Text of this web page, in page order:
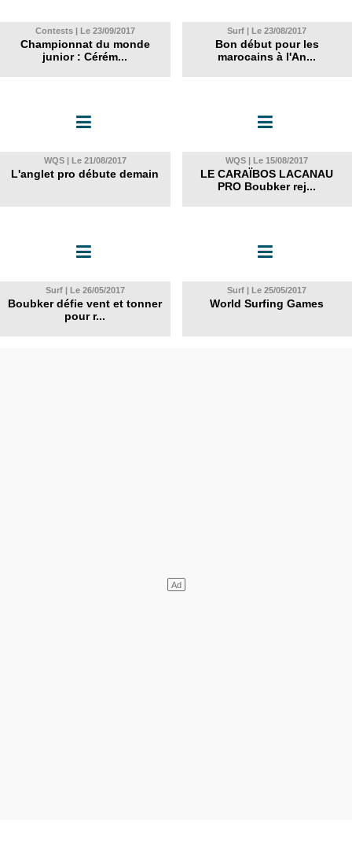
Contests | Le 23/09/2017
Championnat du monde
junior : Cérém...
Surf | Le 23/08/2017
Bon début pour les
marocains à l'An...
WQS | Le 21/08/2017
L'anglet pro débute demain
WQS | Le 15/08/2017
LE CARAÏBOS LACANAU
PRO Boubker rej...
Surf | Le 26/05/2017
Boubker défie vent et tonner
pour r...
Surf | Le 25/05/2017
World Surfing Games